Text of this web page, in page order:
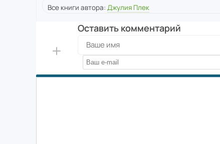
Все книги автора: Джулия Плек
Оставить комментарий